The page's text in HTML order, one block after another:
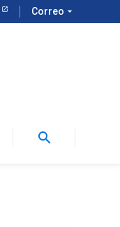
Correo arrow_drop_down
search